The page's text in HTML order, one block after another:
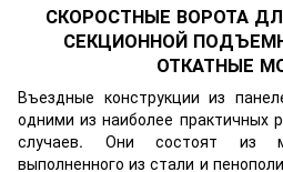
СКОРОСТНЫЕ ВОРОТА
СЕКЦИОННОЙ
ОТКАТНЫЕ
Въездные конструкции из
одними из наиболее практичных
случаев. Они состоят из
выполненного из стали и